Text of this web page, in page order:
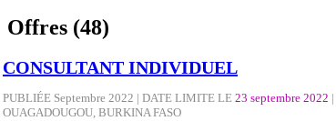
Offres (48)
CONSULTANT INDIVIDUEL
PUBLIÉE Septembre 2022 | DATE LIMITE LE 23 septembre 2022 |
OUAGADOUGOU, BURKINA FASO